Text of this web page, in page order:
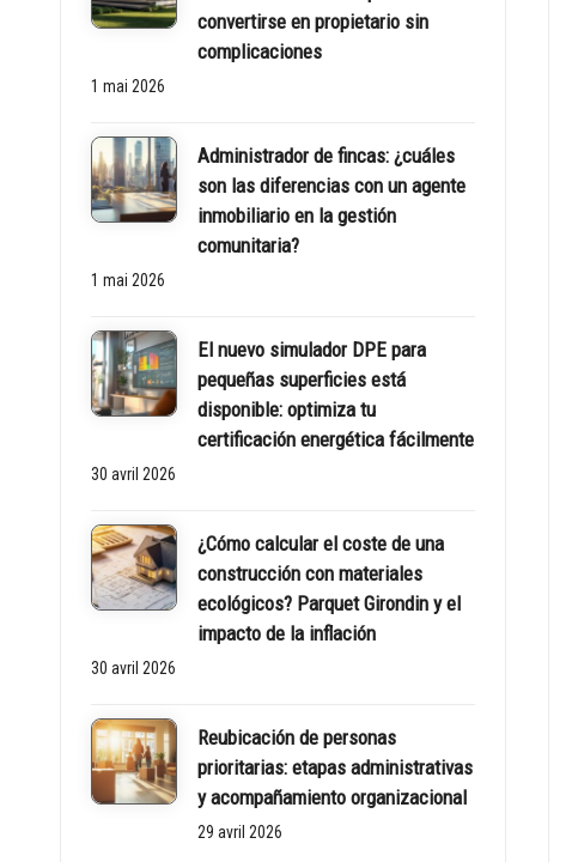
convertirse en propietario sin
complicaciones
1 mai 2026
Administrador de fincas: ¿cuáles
son las diferencias con un agente
inmobiliario en la gestión
comunitaria?
1 mai 2026
El nuevo simulador DPE para
pequeñas superficies está
disponible: optimiza tu
certificación energética fácilmente
30 avril 2026
¿Cómo calcular el coste de una
construcción con materiales
ecológicos? Parquet Girondin y el
impacto de la inflación
30 avril 2026
Reubicación de personas
prioritarias: etapas administrativas
y acompañamiento organizacional
29 avril 2026